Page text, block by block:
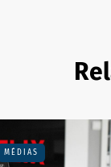
MÉDIAS